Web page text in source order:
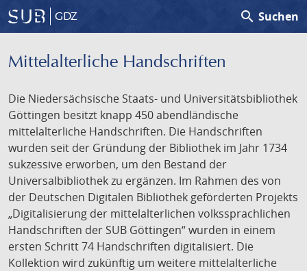
GDZ search Suchen
Mittelalterliche Handschriften
Die Niedersächsische Staats- und Universitätsbibliothek
Göttingen besitzt knapp 450 abendländische
mittelalterliche Handschriften. Die Handschriften
wurden seit der Gründung der Bibliothek im Jahr 1734
sukzessive erworben, um den Bestand der
Universalbibliothek zu ergänzen. Im Rahmen des von
der Deutschen Digitalen Bibliothek geförderten Projekts
„Digitalisierung der mittelalterlichen volkssprachlichen
Handschriften der SUB Göttingen“ wurden in einem
ersten Schritt 74 Handschriften digitalisiert. Die
Kollektion wird zukünftig um weitere mittelalterliche